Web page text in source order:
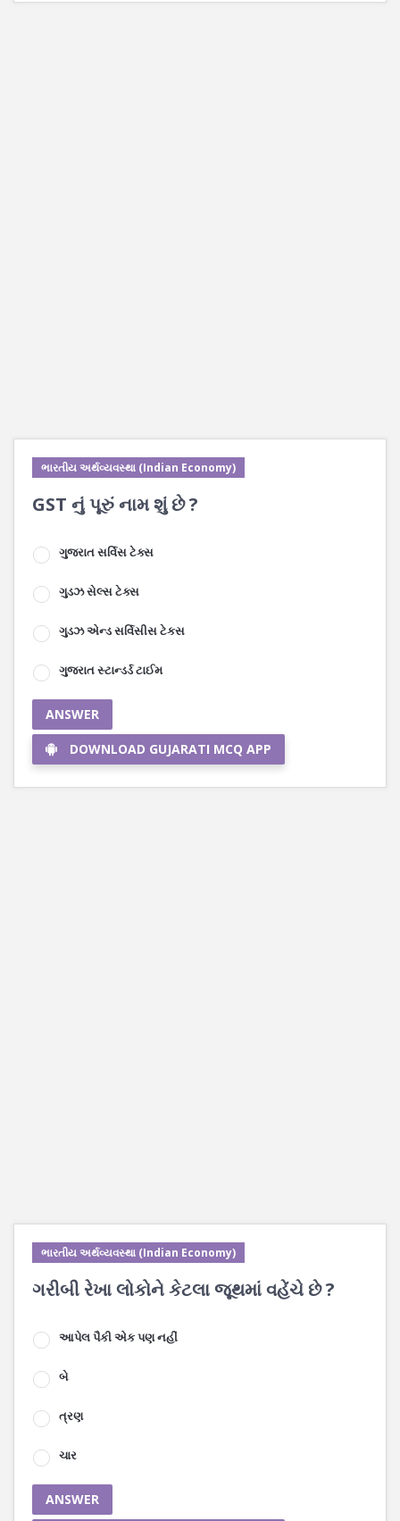
ભારતીય અર્થવ્યવસ્થા (Indian Economy)
GST નું પૂરું નામ શું છે ?
ગુજરાત સર્વિસ ટેક્સ
ગુડઝ સેલ્સ ટેક્સ
ગુડઝ એન્ડ સર્વિસીસ ટેકસ
ગુજરાત સ્ટાન્ડર્ડ ટાઈમ
ANSWER
DOWNLOAD GUJARATI MCQ APP
ભારતીય અર્થવ્યવસ્થા (Indian Economy)
ગરીબી રેખા લોકોને કેટલા જૂથમાં વહેંચે છે ?
આપેલ પૈકી એક પણ નહીં
બે
ત્રણ
ચાર
ANSWER